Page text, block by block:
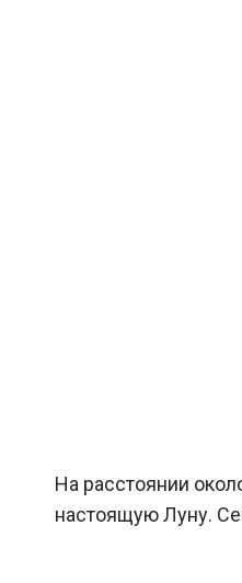
На расстоянии
настоящую Луну.